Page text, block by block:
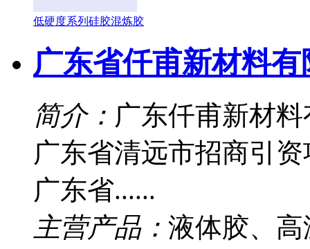
低硬度系列硅胶混炼胶
广东省仟甫新材料有
简介： 广东仟甫新材
广东省清远市招商引
广东省......
主营产品： 液体胶、